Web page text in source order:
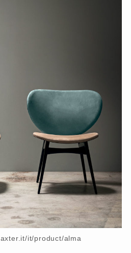
it/product/alma